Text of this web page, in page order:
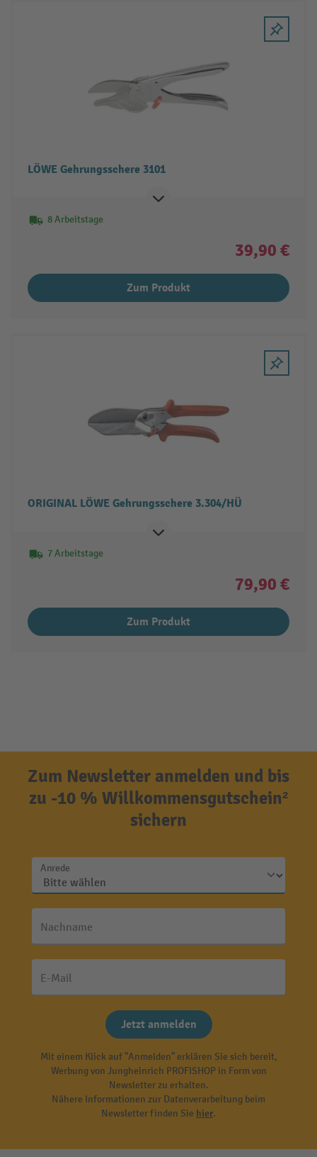
LÖWE Gehrungsschere 3101
8 Arbeitstage
39,90 €
Zum Produkt
ORIGINAL LÖWE Gehrungsschere 3.304/HÜ
7 Arbeitstage
79,90 €
Zum Produkt
Zum Newsletter anmelden und bis
zu -10 % Willkommensgutschein²
sichern
Anrede
Nachname
E-Mail
Jetzt anmelden
Mit einem Klick auf "Anmelden" erklären Sie sich bereit,
Werbung von Jungheinrich PROFISHOP in Form von
Newsletter zu erhalten.
Nähere Informationen zur Datenverarbeitung beim
Newsletter finden Sie hier.